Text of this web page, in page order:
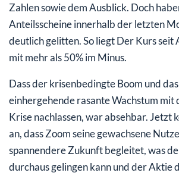
Zahlen sowie dem Ausblick. Doch
Anteilsscheine innerhalb der letzten
deutlich gelitten. So liegt Der Kurs seit
mit mehr als 50% im Minus.
Dass der krisenbedingte Boom und
einhergehende rasante Wachstum mit
Krise nachlassen, war absehbar. Jetzt
an, dass Zoom seine gewachsene
spannendere Zukunft begleitet, was
durchaus gelingen kann und der Aktie